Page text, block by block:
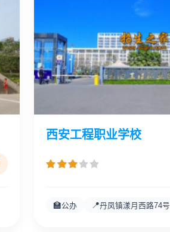
西安工程职业学校
🏫公办 📍丹凤镇漾月西路74号